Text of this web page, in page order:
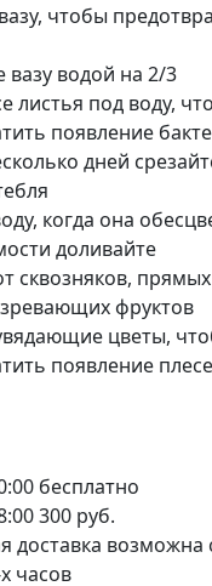
чтобы
вазу водой на 2/3
листья под воду,
появление
дней
когда она
доливайте
сквозняков,
фруктов
цветы,
появление
бесплатно
300 руб.
доставка возможна
часов